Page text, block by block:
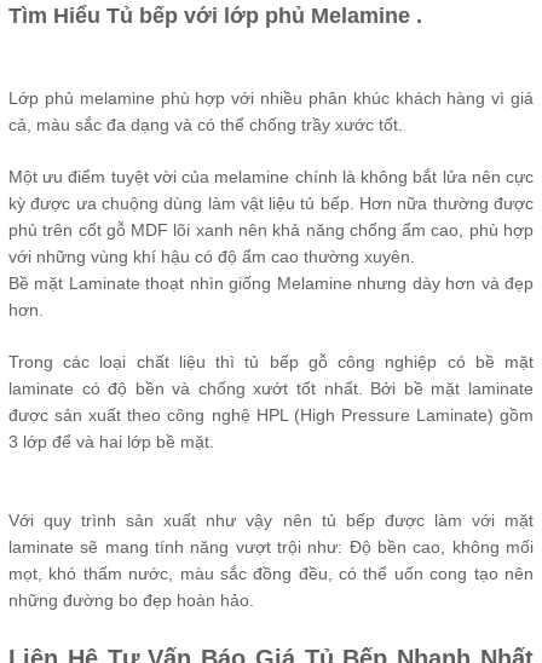
Tìm Hiểu Tủ bếp với lớp phủ Melamine .
Lớp phủ melamine phù hợp với nhiều phân khúc khách hàng vì giá
cả, màu sắc đa dạng và có thể chống trầy xước tốt.
Một ưu điểm tuyệt vời của melamine chính là không bắt lửa nên cực
kỳ được ưa chuộng dùng làm vật liệu tủ bếp. Hơn nữa thường được
phủ trên cốt gỗ MDF lõi xanh nên khả năng chống ẩm cao, phù hợp
với những vùng khí hậu có độ ẩm cao thường xuyên.
Bề mặt Laminate thoạt nhìn giống Melamine nhưng dày hơn và đẹp
hơn.
Trong các loại chất liệu thì tủ bếp gỗ công nghiệp có bề mặt
laminate có độ bền và chống xướt tốt nhất. Bởi bề mặt laminate
được sản xuất theo công nghệ HPL (High Pressure Laminate) gồm
3 lớp để và hai lớp bề mặt.
Với quy trình sản xuất như vậy nên tủ bếp được làm với mặt
laminate sẽ mang tính năng vượt trội như: Độ bền cao, không mối
mọt, khó thấm nước, màu sắc đồng đều, có thể uốn cong tạo nên
những đường bo đẹp hoàn hảo.